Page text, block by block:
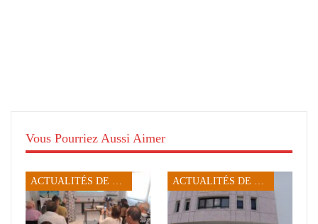
Vous Pourriez Aussi Aimer
ACTUALITÉS DE SFAX ACTUALITÉS DE SFAX